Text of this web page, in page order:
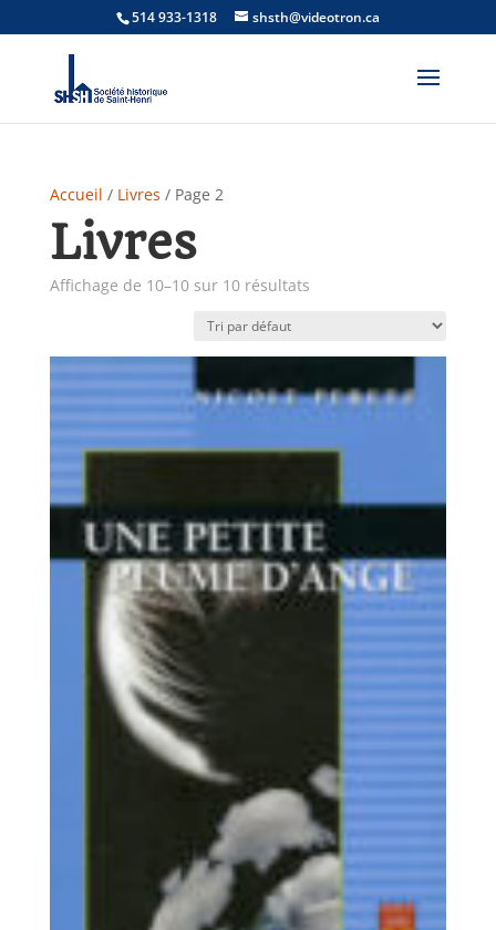
514 933-1318 shsth@videotron.ca
Accueil / Livres / Page 2
Livres
Affichage de 10–10 sur 10 résultats